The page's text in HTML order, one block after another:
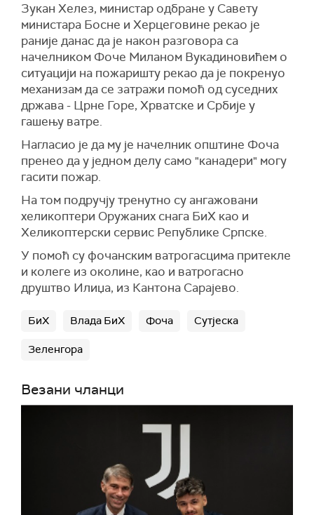
Зукан Хелез, министар одбране у Савету
министара Босне и Херцеговине рекао је
раније данас да је након разговора са
начелником Фоче Миланом Вукадиновићем о
ситуацији на пожаришту рекао да је покренуо
механизам да се затражи помоћ од суседних
држава - Црне Горе, Хрватске и Србије у
гашењу ватре.
Нагласио је да му је начелник општине Фоча
пренео да у једном делу само "канадери" могу
гасити пожар.
На том подручју тренутно су ангажовани
хеликоптери Оружаних снага БиХ као и
Хеликоптерски сервис Републике Српске.
У помоћ су фочанским ватрогасцима притекле
и колеге из околине, као и ватрогасно
друштво Илиџа, из Кантона Сарајево.
БиХ Влада БиХ Фоча Сутјеска
Зеленгора
Везани чланци